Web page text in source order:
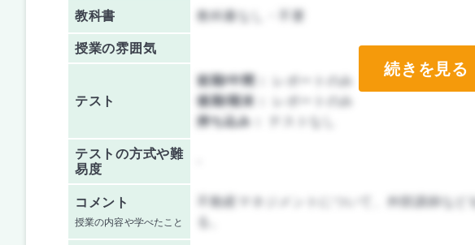
教科書 教科書なし・不要
授業の雰囲気
テスト
前期/中間：
レポートのみ
後期/期末：
レポートのみ
持ち込み：
テストの方式や難
易度
コメント
授業の内容や学べたこと
不動産マネジメントについて、外部講師な
続きを見る